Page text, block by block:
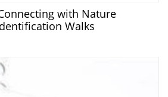
with Nature
Walks